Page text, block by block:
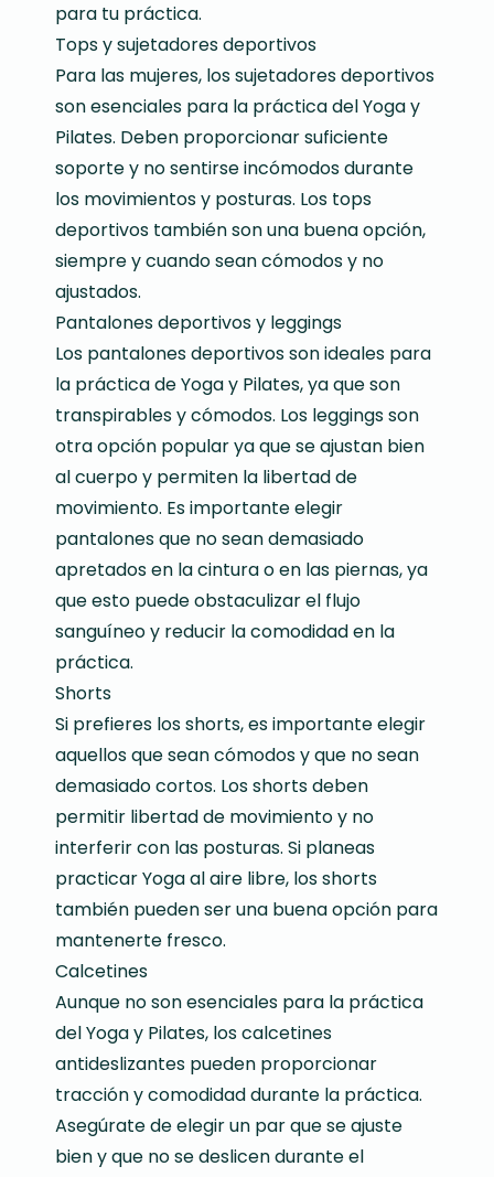
para tu práctica.
Tops y sujetadores deportivos
Para las mujeres, los sujetadores deportivos
son esenciales para la práctica del Yoga y
Pilates. Deben proporcionar suficiente
soporte y no sentirse incómodos durante
los movimientos y posturas. Los tops
deportivos también son una buena opción,
siempre y cuando sean cómodos y no
ajustados.
Pantalones deportivos y leggings
Los pantalones deportivos son ideales para
la práctica de Yoga y Pilates, ya que son
transpirables y cómodos. Los leggings son
otra opción popular ya que se ajustan bien
al cuerpo y permiten la libertad de
movimiento. Es importante elegir
pantalones que no sean demasiado
apretados en la cintura o en las piernas, ya
que esto puede obstaculizar el flujo
sanguíneo y reducir la comodidad en la
práctica.
Shorts
Si prefieres los shorts, es importante elegir
aquellos que sean cómodos y que no sean
demasiado cortos. Los shorts deben
permitir libertad de movimiento y no
interferir con las posturas. Si planeas
practicar Yoga al aire libre, los shorts
también pueden ser una buena opción para
mantenerte fresco.
Calcetines
Aunque no son esenciales para la práctica
del Yoga y Pilates, los calcetines
antideslizantes pueden proporcionar
tracción y comodidad durante la práctica.
Asegúrate de elegir un par que se ajuste
bien y que no se deslicen durante el